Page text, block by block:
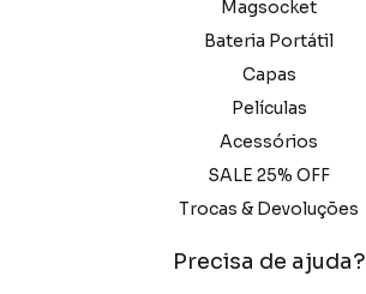
Magsocket
Bateria Portátil
Capas
Películas
Acessórios
SALE 25% OFF
Trocas & Devoluções
Precisa de ajuda?